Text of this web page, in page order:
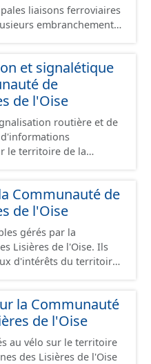
liaisons ferroviaires
embranchements
physiquement
et signalétique
de
de l'Oise
routière et de
le territoire de la
est en cours, la
Communauté de
de l'Oise
gérés par la
Lisières de l'Oise. Ils
d'intérêts du territoire
emprunter tout type
cyclable, voie à
piétonne, bandes
la Communauté
de l'Oise
au vélo sur le territoire
des Lisières de l'Oise